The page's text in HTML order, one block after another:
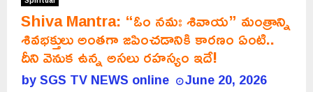
Shiva Mantra: “ఓం నమః శివాయ” మంత్రాన్ని
శివభక్తులు అంతగా జపించడానికి కారణం ఏంటి..
దీని వెనుక ఉన్న అసలు రహస్యం ఇదే!
bySGS TV NEWS online June 20, 2026